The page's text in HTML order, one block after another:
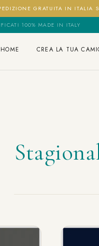
GRATUITA IN ITALIA
·100% MADE IN ITALY
HOME CREA LA TUA